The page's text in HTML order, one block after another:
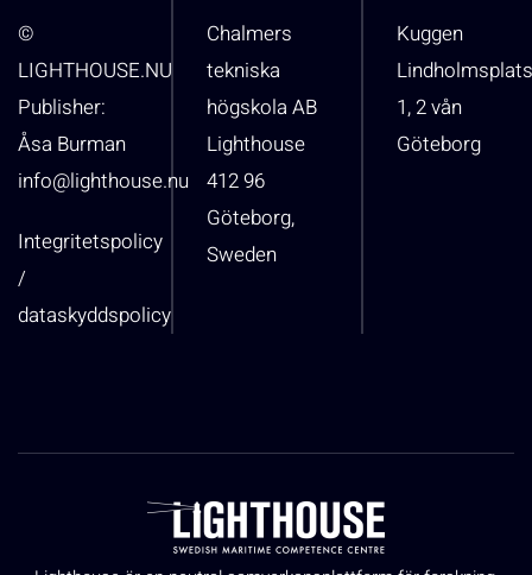
©
LIGHTHOUSE.NU
Publisher:
Åsa Burman
info@lighthouse.nu
Integritetspolicy
/
dataskyddspolicy
Chalmers
tekniska
högskola AB
Lighthouse
412 96
Göteborg,
Sweden
Kuggen
1, 2 vån
Göteborg